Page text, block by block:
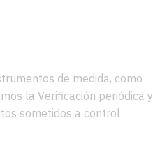
de medida, como
la Verificación periódica y
sometidos a control